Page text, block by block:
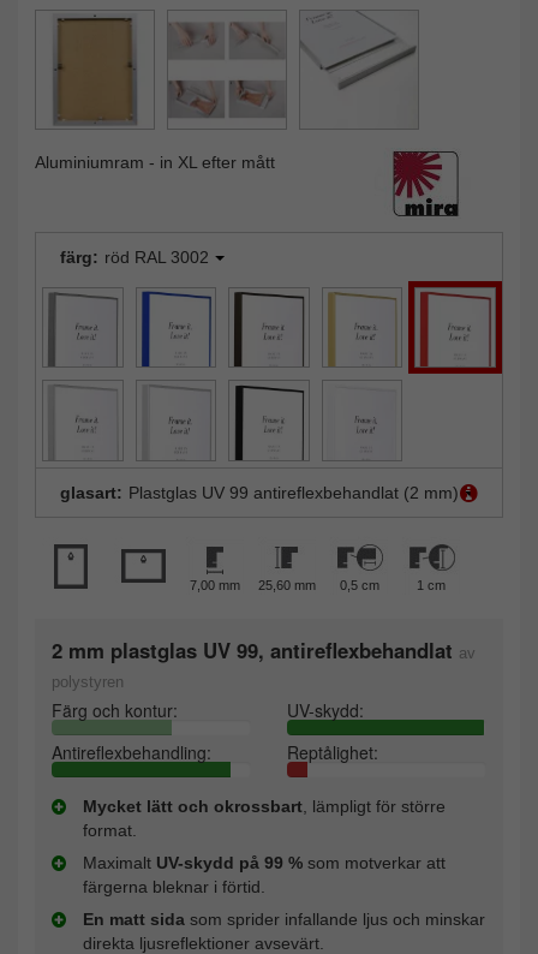
Aluminiumram - in XL efter mått
färg: röd RAL 3002
glasart: Plastglas UV 99 antireflexbehandlat (2 mm)
7,00 mm 25,60 mm 0,5 cm 1 cm
2 mm plastglas UV 99, antireflexbehandlat av
polystyren
Färg och kontur:
UV-skydd:
Antireflexbehandling:
Reptålighet:
Mycket lätt och okrossbart , lämpligt för större
format.
Maximalt UV-skydd på 99 % som motverkar att
färgerna bleknar i förtid.
En matt sida som sprider infallande ljus och minskar
direkta ljusreflektioner avsevärt.